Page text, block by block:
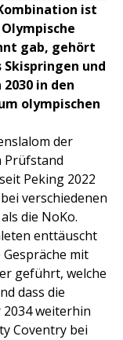
ist
gab, gehört
und
in den
olympischen
der
Prüfstand
Peking 2022
verschiedenen
die NoKo.
enttäuscht
mit
geführt, welche
dass die
weiterhin
Coventry bei